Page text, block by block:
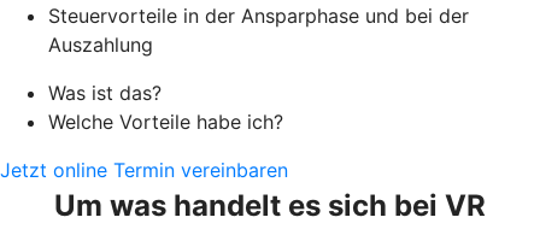
Steuervorteile in der Ansparphase und bei der
Auszahlung
Was ist das?
Welche Vorteile habe ich?
Jetzt online Termin vereinbaren
Um was handelt es sich bei VR